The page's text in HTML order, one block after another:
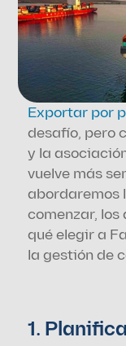
Exportar por
desafío, pero
y la
vuelve más
abordaremos
comenzar, los
qué elegir a
la gestión de
1.